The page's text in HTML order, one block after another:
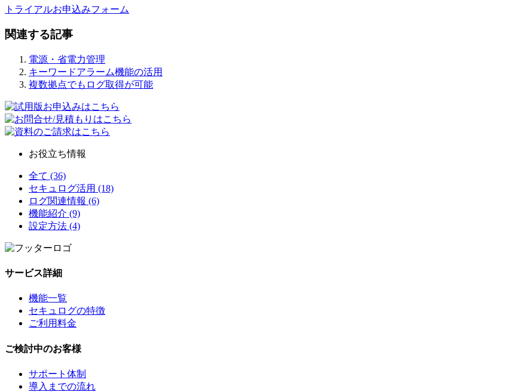
トライアルお申込みフォーム
関連する記事
電源・省電力管理
キーワードアラーム機能の活用
複数拠点でもログ取得が可能
お役立ち情報
全て (36)
セキュログ活用 (18)
ログ関連情報 (6)
機能紹介 (9)
設定方法 (4)
サービス詳細
機能一覧
セキュログの特徴
ご利用料金
ご検討中のお客様
サポート体制
導入までの流れ